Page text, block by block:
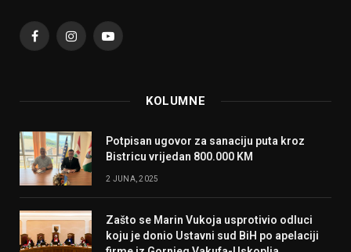
FacebookInstagramYouTube
KOLUMNE
Potpisan ugovor za sanaciju puta kroz
Bistricu vrijedan 800.000 KM
2 JUNA, 2025
Zašto se Marin Vukoja usprotivio odluci
koju je donio Ustavni sud BiH po apelaciji